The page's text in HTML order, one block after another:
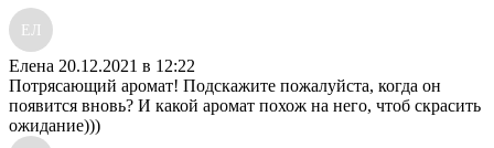
ЕЛ
Елена 20.12.2021 в 12:22
Потрясающий аромат! Подскажите пожалуйста, когда он
появится вновь? И какой аромат похож на него, чтоб скрасить
ожидание)))